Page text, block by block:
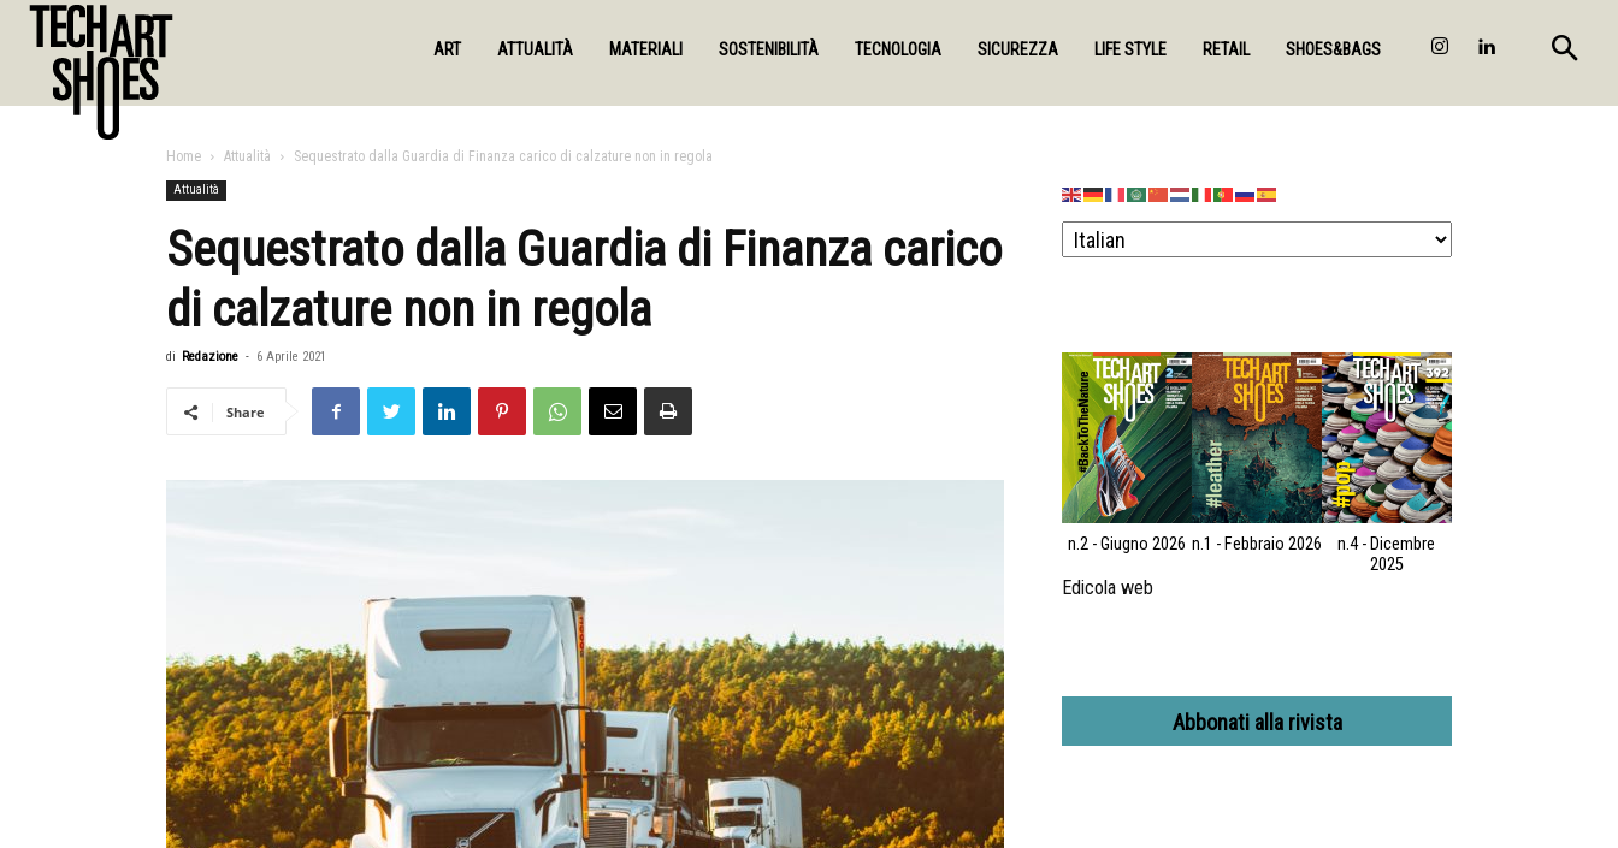
ART ATTUALITÀ MATERIALI SOSTENIBILITÀ TECNOLOGIA SICUREZZA LIFE STYLE RETAIL SHOES&BAGS
Home Attualità Sequestrato dalla Guardia di Finanza carico di calzature non in regola
Attualità
Sequestrato dalla Guardia di Finanza carico
di calzature non in regola
di Redazione - 6 Aprile 2021
Share
n.2 - Giugno 2026 n.1 - Febbraio 2026
n.4 - Dicembre
2025
Edicola web
Abbonati alla rivista